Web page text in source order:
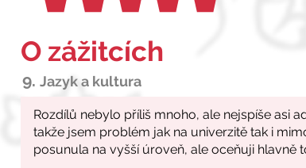
O zážitcích
9. Jazyk a kultura